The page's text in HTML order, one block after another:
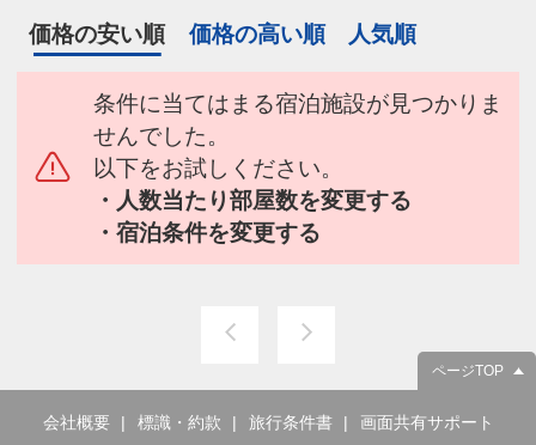
価格の安い順
価格の高い順 人気順
条件に当てはまる宿泊施設が見つかりま
せんでした。
以下をお試しください。
・人数当たり部屋数を変更する
・宿泊条件を変更する
ページTOP
会社概要 標識・約款 旅行条件書 画面共有サポート